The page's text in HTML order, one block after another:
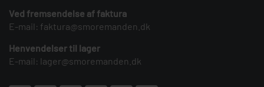
Ved fremsendelse af faktura
E-mail: faktura@smoremanden.dk
Henvendelser til lager
E-mail: lager@smoremanden.dk